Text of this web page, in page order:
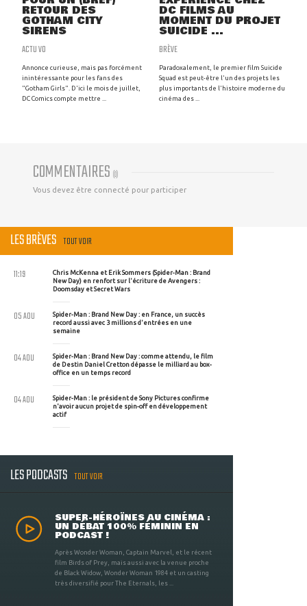
RETOUR DES
GOTHAM CITY
SIRENS
ACTU VO
Annonce curieuse, mais pas forcément
inintéressante pour les fans des
"Gotham Girls". D'ici le mois de juillet,
DC Comics compte mettre ...
DC FILMS AU
MOMENT DU PROJET
SUICIDE ...
BRÈVE
Paradoxalement, le premier film Suicide
Squad est peut-être l'un des projets les
plus importants de l'histoire moderne du
cinéma des ...
COMMENTAIRES (0)
Vous devez être connecté pour participer
LES BRÈVES TOUT VOIR
Chris McKenna et Erik Sommers (Spider-Man : Brand
New Day) en renfort sur l'écriture de Avengers :
Doomsday et Secret Wars
11:19
Spider-Man : Brand New Day : en France, un succès
record aussi avec 3 millions d'entrées en une
semaine
05 AOU
Spider-Man : Brand New Day : comme attendu, le film
de Destin Daniel Cretton dépasse le milliard au box-
office en un temps record
04 AOU
Spider-Man : le président de Sony Pictures confirme
n'avoir aucun projet de spin-off en développement
actif
04 AOU
LES PODCASTS TOUT VOIR
SUPER-HÉROÏNES AU CINÉMA :
UN DÉBAT 100% FÉMININ EN
PODCAST !
Après Wonder Woman, Captain Marvel, et le récent
film Birds of Prey, mais aussi avec la venue proche
de Black Widow, Wonder Woman 1984 et un casting
très diversifié pour The Eternals, les ...